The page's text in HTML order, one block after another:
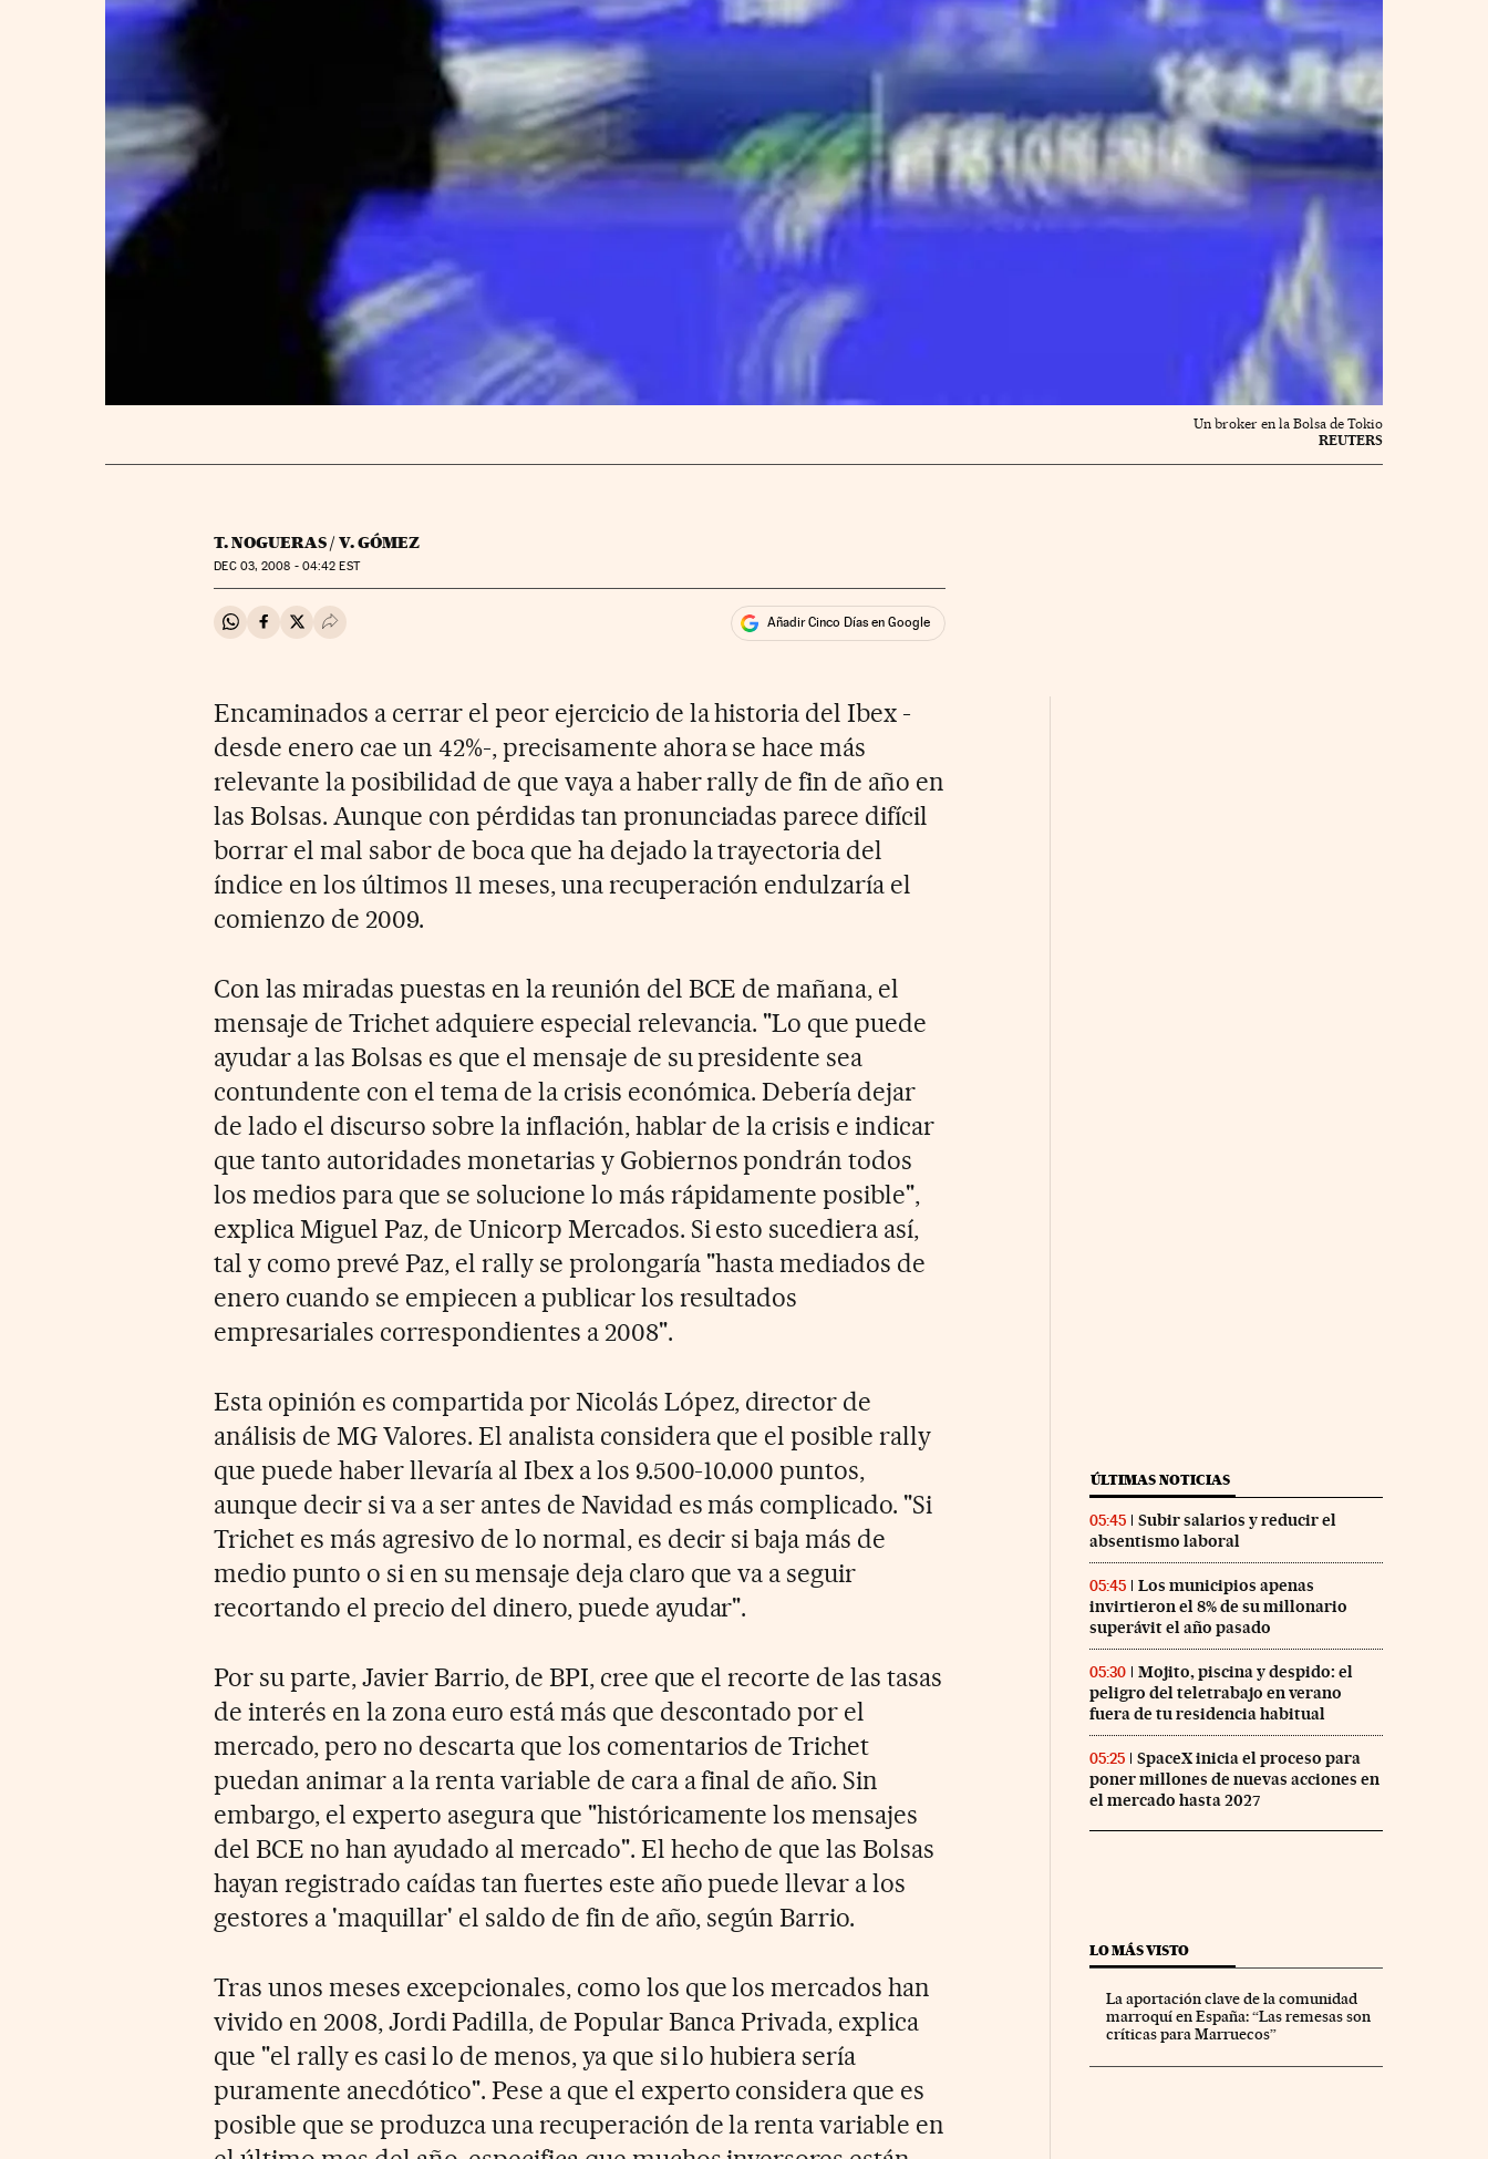
Un broker en la Bolsa de Tokio
REUTERS
T. NOGUERAS / V. GÓMEZ
DEC03, 2008 - 04:42 EST
Compartir en Whatsapp
Compartir en Facebook
Compartir en Twitter
Desplegar Redes Sociales Añadir Cinco Días en Google
Encaminados a cerrar el peor ejercicio de la historia del Ibex -
desde enero cae un 42%-, precisamente ahora se hace más
relevante la posibilidad de que vaya a haber rally de fin de año en
las Bolsas. Aunque con pérdidas tan pronunciadas parece difícil
borrar el mal sabor de boca que ha dejado la trayectoria del
índice en los últimos 11 meses, una recuperación endulzaría el
comienzo de 2009.
Con las miradas puestas en la reunión del BCE de mañana, el
mensaje de Trichet adquiere especial relevancia. "Lo que puede
ayudar a las Bolsas es que el mensaje de su presidente sea
contundente con el tema de la crisis económica. Debería dejar
de lado el discurso sobre la inflación, hablar de la crisis e indicar
que tanto autoridades monetarias y Gobiernos pondrán todos
los medios para que se solucione lo más rápidamente posible",
explica Miguel Paz, de Unicorp Mercados. Si esto sucediera así,
tal y como prevé Paz, el rally se prolongaría "hasta mediados de
enero cuando se empiecen a publicar los resultados
empresariales correspondientes a 2008".
Esta opinión es compartida por Nicolás López, director de
análisis de MG Valores. El analista considera que el posible rally
que puede haber llevaría al Ibex a los 9.500-10.000 puntos,
aunque decir si va a ser antes de Navidad es más complicado. "Si
Trichet es más agresivo de lo normal, es decir si baja más de
medio punto o si en su mensaje deja claro que va a seguir
recortando el precio del dinero, puede ayudar".
Por su parte, Javier Barrio, de BPI, cree que el recorte de las tasas
de interés en la zona euro está más que descontado por el
mercado, pero no descarta que los comentarios de Trichet
puedan animar a la renta variable de cara a final de año. Sin
embargo, el experto asegura que "históricamente los mensajes
del BCE no han ayudado al mercado". El hecho de que las Bolsas
hayan registrado caídas tan fuertes este año puede llevar a los
gestores a 'maquillar' el saldo de fin de año, según Barrio.
Tras unos meses excepcionales, como los que los mercados han
vivido en 2008, Jordi Padilla, de Popular Banca Privada, explica
que "el rally es casi lo de menos, ya que si lo hubiera sería
puramente anecdótico". Pese a que el experto considera que es
posible que se produzca una recuperación de la renta variable en
ÚLTIMAS NOTICIAS
05:45
Subir salarios y reducir el
absentismo laboral
05:45
Los municipios apenas
invirtieron el 8% de su millonario
superávit el año pasado
05:30
Mojito, piscina y despido: el
peligro del teletrabajo en verano
fuera de tu residencia habitual
05:25
SpaceX inicia el proceso para
poner millones de nuevas acciones en
el mercado hasta 2027
LO MÁS VISTO
La aportación clave de la comunidad
marroquí en España: “Las remesas son
críticas para Marruecos”